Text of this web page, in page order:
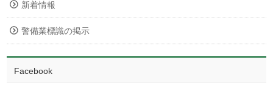
新着情報
警備業標識の掲示
Facebook